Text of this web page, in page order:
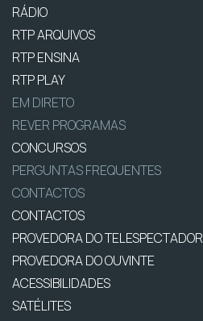
RÁDIO
RTP ARQUIVOS
RTP ENSINA
RTP PLAY
EM DIRETO
REVER PROGRAMAS
CONCURSOS
PERGUNTAS FREQUENTES
CONTACTOS
CONTACTOS
PROVEDORA DO TELESPECTADOR
PROVEDORA DO OUVINTE
ACESSIBILIDADES
SATÉLITES